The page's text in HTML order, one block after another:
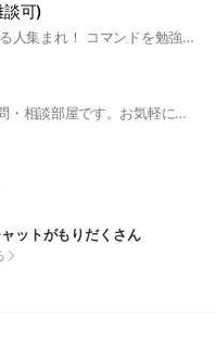
可)
マイクラでコマンドに興味ある人集まれ！ コマンドを勉強したい人、コマンドを知り尽くしてる人、誰でも歓迎！ #minecraft #Minecraft #マイクラ #マインクラフト #コマンド #コマンド初心者 #雑談 #ゲーム #スイッチ #Switch #pc #ps4 #Xbox #スマホ #iPhone #Android
3DゲームエンジンUnityの質問・相談部屋です。お気軽にどうぞ。
ットがもりだくさん